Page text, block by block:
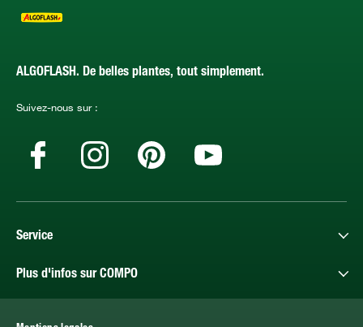
ALGOFLASH. De belles plantes, tout simplement.
Suivez-nous sur :
Service
Plus d'infos sur COMPO